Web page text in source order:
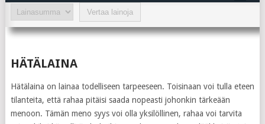
HÄTÄLAINA
Hätälaina on lainaa todelliseen tarpeeseen. Toisinaan voi tulla eteen
tilanteita, että rahaa pitäisi saada nopeasti johonkin tärkeään
menoon. Tämän meno syys voi olla yksilöllinen, rahaa voi tarvita